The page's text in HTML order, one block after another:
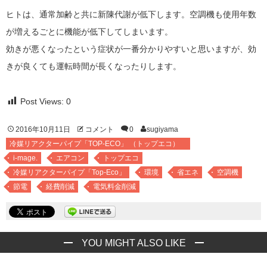
ヒトは、通常加齢と共に新陳代謝が低下します。空調機も使用年数
が増えるごとに機能が低下してしまいます。
効きが悪くなったという症状が一番分かりやすいと思いますが、効
きが良くても運転時間が長くなったりします。
Post Views: 0
2016年10月11日 コメント 0
sugiyama
冷媒リアクターパイプ「TOP-ECO」 （トップエコ）
i-mage.
エアコン
トップエコ
冷媒リアクターパイプ「Top-Eco」
環境 省エネ
空調機
節電
経費削減 電気料金削減
YOU MIGHT ALSO LIKE